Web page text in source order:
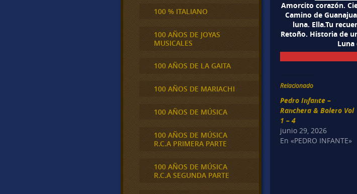
Amorcito corazón.
Camino de
luna. Ella.Tu
Retoño. Historia de
Luna
Relacionado
Pedro Infante –
Ranchera & Bolero Vol
1 – 4
junio 29, 2026
En «PEDRO INFANTE»
100 % ITALIANO
100 AÑOS DE JOYAS
MUSICALES
100 AÑOS DE LA GAITA
100 AÑOS DE MARIACHI
100 AÑOS DE MÚSICA
100 AÑOS DE MÚSICA
R.C.A PRIMERA PARTE
100 AÑOS DE MÚSICA
R.C.A SEGUNDA PARTE